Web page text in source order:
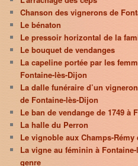
Chanson des vignerons de
Le bénaton
Le pressoir horizontal de la
Le bouquet de vendanges
La capeline portée par les
Fontaine-lès-Dijon
La dalle funéraire d’un
de Fontaine-lès-Dijon
Le ban de vendange de 1749 à
La halle du Perron
Le vignoble aux Champs-Rémy
La vigne au féminin à
genre